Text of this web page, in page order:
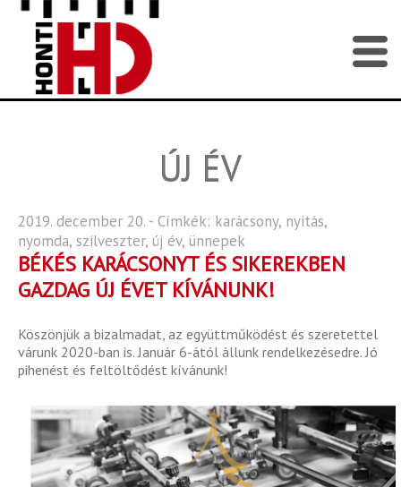
ÚJ ÉV
2019. december 20. - Címkék: karácsony, nyitás,
nyomda, szilveszter, új év, ünnepek
BÉKÉS KARÁCSONYT ÉS SIKEREKBEN
GAZDAG ÚJ ÉVET KÍVÁNUNK!
Köszönjük a bizalmadat, az együttműködést és szeretettel
várunk 2020-ban is. Január 6-ától állunk rendelkezésedre. Jó
pihenést és feltöltődést kívánunk!